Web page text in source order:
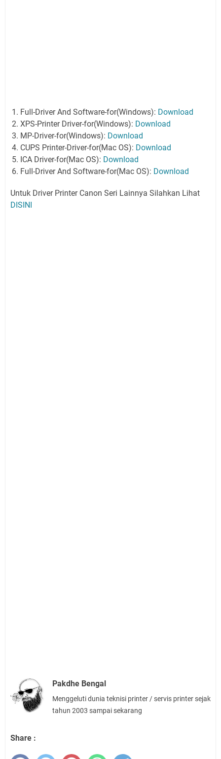
Full-Driver And Software-for(Windows): Download
XPS-Printer Driver-for(Windows): Download
MP-Driver-for(Windows): Download
CUPS Printer-Driver-for(Mac OS): Download
ICA Driver-for(Mac OS): Download
Full-Driver And Software-for(Mac OS): Download
Untuk Driver Printer Canon Seri Lainnya Silahkan Lihat
DISINI
Pakdhe Bengal
Menggeluti dunia teknisi printer / servis printer sejak
tahun 2003 sampai sekarang
Share :